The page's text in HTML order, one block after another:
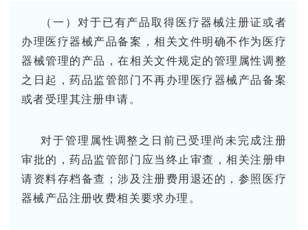
（一）对于已有产品取得医疗器械注册证或者
办理医疗器械产品备案，相关文件明确不作为医疗
器械管理的产品，在相关文件规定的管理属性调整
之日起，药品监管部门不再办理医疗器械产品备案
或者受理其注册申请。
对于管理属性调整之日前已受理尚未完成注册
审批的，药品监管部门应当终止审查，相关注册申
请资料存档备查；涉及注册费用退还的，参照医疗
器械产品注册收费相关要求办理。